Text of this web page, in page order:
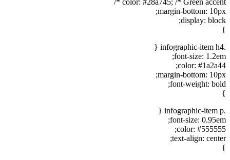
color: #28a745; /* Green accent */
margin-bottom: 10px;
display: block;
}
.infographic-item h4 {
font-size: 1.2em;
color: #1a2a44;
margin-bottom: 10px;
font-weight: bold;
}
.infographic-item p {
font-size: 0.95em;
color: #555555;
text-align: center;
}